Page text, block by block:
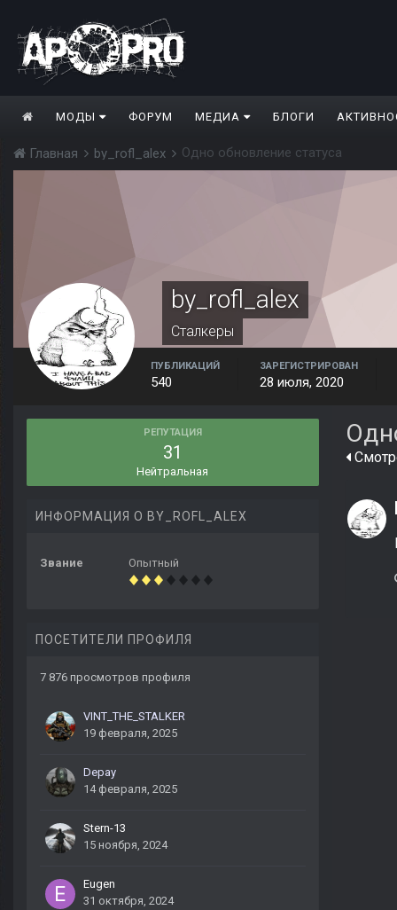
МОДЫ ФОРУМ МЕДИА БЛОГИ
Главная by_rofl_alex Одно обновление статуса
by_rofl_alex
Сталкеры
ПУБЛИКАЦИЙ
540
ЗАРЕГИСТРИРОВАН
28 июля, 2020
РЕПУТАЦИЯ
31
Нейтральная
ИНФОРМАЦИЯ О BY_ROFL_ALEX
Звание Опытный
ПОСЕТИТЕЛИ ПРОФИЛЯ
7 876 просмотров профиля
VINT_THE_STALKER
19 февраля, 2025
Depay
14 февраля, 2025
Stern-13
15 ноября, 2024
Eugen
31 октября, 2024